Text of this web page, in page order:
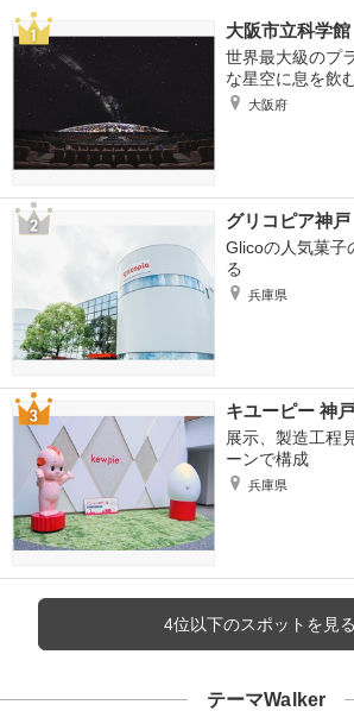
大阪市立科学館
世界最大級のプ
な星空に息を飲
大阪府
グリコピア神戸
Glicoの人気菓子
る
兵庫県
キユーピー 神
展示、製造工程
ーンで構成
兵庫県
4位以下のスポットを見る
テーマWalker